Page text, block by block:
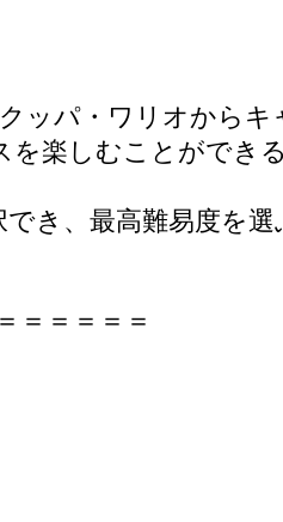
ッパ・ワリオから
を楽しむことができ
でき、最高難易度を
＝＝＝＝＝